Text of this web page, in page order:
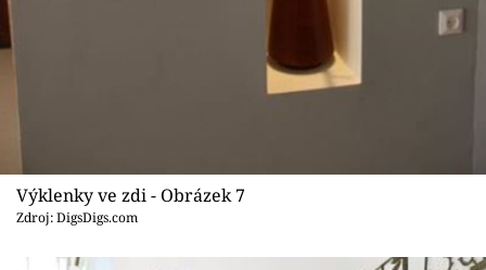
Výklenky ve zdi - Obrázek 7
Zdroj: DigsDigs.com